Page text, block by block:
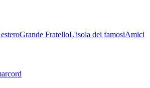
Grande FratelloL'isola dei famosiAmici